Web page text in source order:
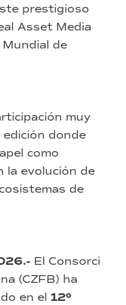
prestigioso
Asset Media
Mundial de
muy
donde
como
la evolución de
de
El Consorci
(CZFB) ha
en el 12º